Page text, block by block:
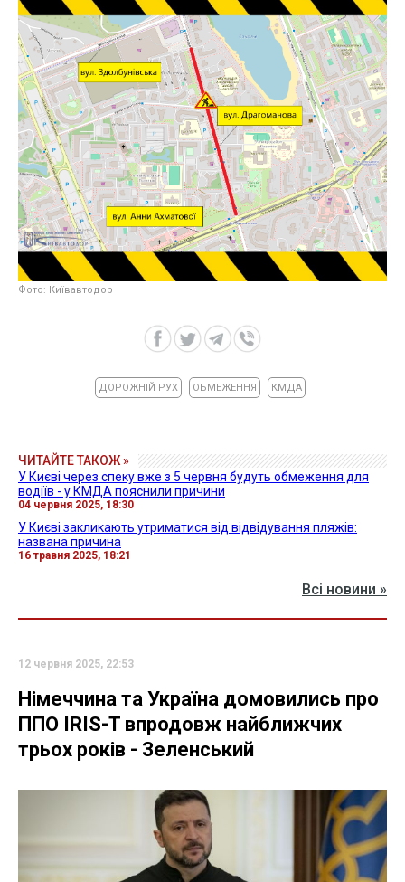
Фото: Київавтодор
ДОРОЖНІЙ РУХ ОБМЕЖЕННЯ КМДА
ЧИТАЙТЕ ТАКОЖ »
У Києві через спеку вже з 5 червня будуть обмеження для
водіїв - у КМДА пояснили причини
04 червня 2025, 18:30
У Києві закликають утриматися від відвідування пляжів:
названа причина
16 травня 2025, 18:21
Всі новини »
12 червня 2025, 22:53
Німеччина та Україна домовились про
ППО IRIS-T впродовж найближчих
трьох років - Зеленський